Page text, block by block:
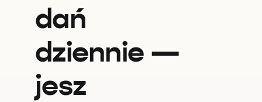
dań
dziennie —
jesz